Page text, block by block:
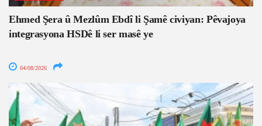
Ehmed Şera û Mezlûm Ebdî li Şamê civiyan: Pêvajoya
integrasyona HSDê li ser masê ye
04/08/2026